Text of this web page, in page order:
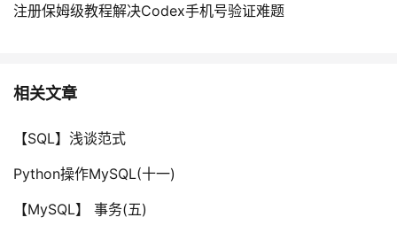
注册保姆级教程解决Codex手机号验证难题
相关文章
【SQL】浅谈范式
Python操作MySQL(十一)
【MySQL】 事务(五)